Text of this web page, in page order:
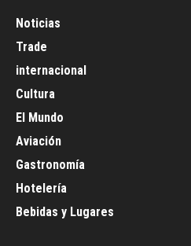
Noticias
Trade
internacional
Cultura
El Mundo
Aviación
Gastronomía
Hotelería
Bebidas y Lugares